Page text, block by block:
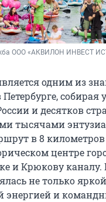
ООО «АКВИЛОН ИНВЕСТ
одним из
собирая
и десятков
тысячами
в 8
центре
и Крюкову каналу.
не только
энергией и